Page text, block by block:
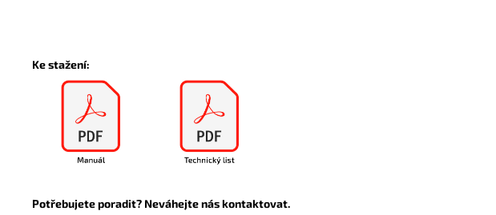
Ke stažení:
Potřebujete poradit? Neváhejte nás kontaktovat.